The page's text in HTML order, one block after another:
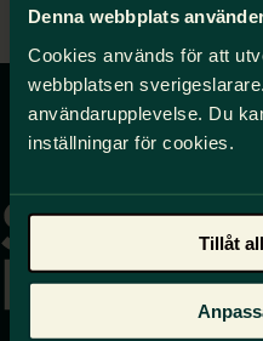
Denna webbplats
Cookies används för att
webbplatsen
användarupplevelse. Du
inställningar för cookies.
Tillåt
startsidan